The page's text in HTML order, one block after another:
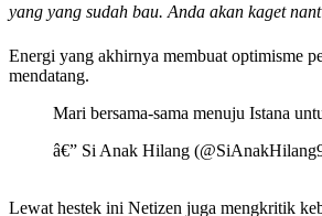
yang yang sudah bau. Anda akan kaget
Energi yang akhirnya membuat optimisme
mendatang.
Mari bersama-sama menuju Istana
â€” Si Anak Hilang
Lewat hestek ini Netizen juga mengkritik